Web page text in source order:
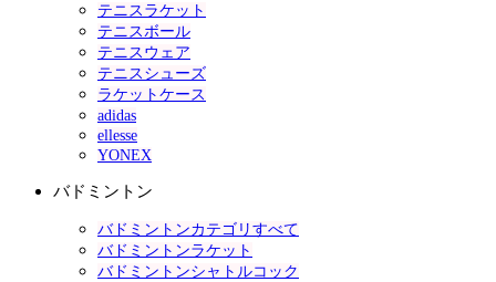
テニスラケット
テニスボール
テニスウェア
テニスシューズ
ラケットケース
adidas
ellesse
YONEX
バドミントン
バドミントンカテゴリすべて
バドミントンラケット
バドミントンシャトルコック